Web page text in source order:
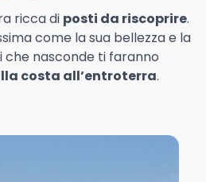
ricca di posti da riscoprire.
come la sua bellezza e la
che nasconde ti faranno
costa all’entroterra.